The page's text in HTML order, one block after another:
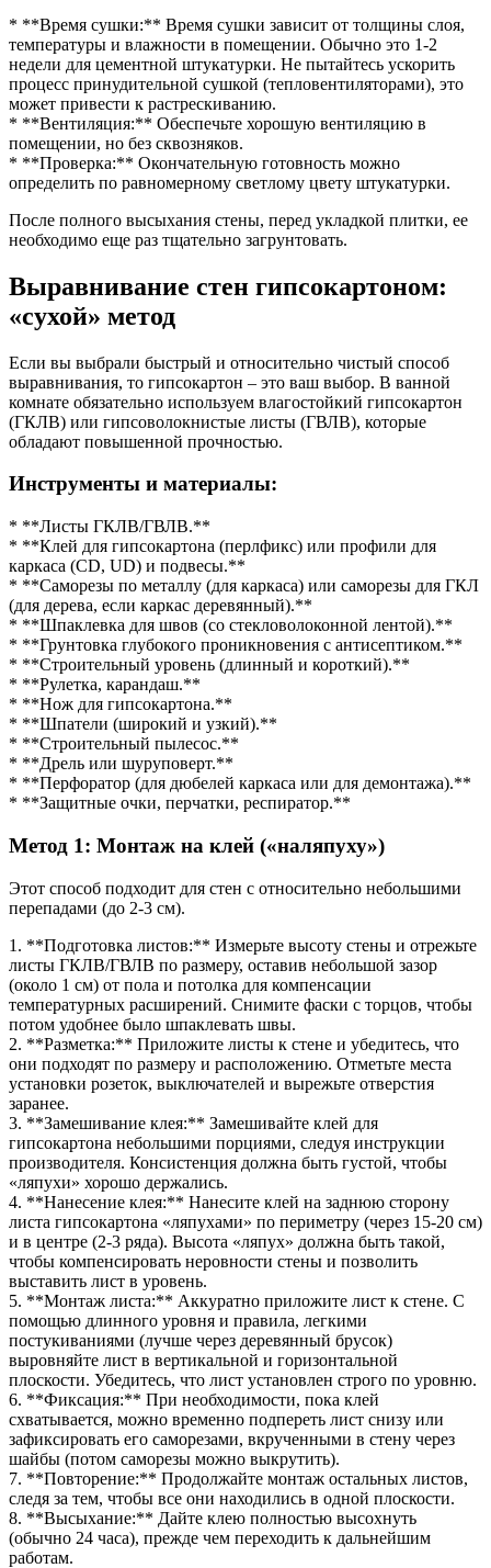
* **Время сушки:** Время сушки зависит от толщины слоя,
температуры и влажности в помещении. Обычно это 1-2
недели для цементной штукатурки. Не пытайтесь ускорить
процесс принудительной сушкой (тепловентиляторами), это
может привести к растрескиванию.
* **Вентиляция:** Обеспечьте хорошую вентиляцию в
помещении, но без сквозняков.
* **Проверка:** Окончательную готовность можно
определить по равномерному светлому цвету штукатурки.
После полного высыхания стены, перед укладкой плитки, ее
необходимо еще раз тщательно загрунтовать.
Выравнивание стен гипсокартоном:
«сухой» метод
Если вы выбрали быстрый и относительно чистый способ
выравнивания, то гипсокартон – это ваш выбор. В ванной
комнате обязательно используем влагостойкий гипсокартон
(ГКЛВ) или гипсоволокнистые листы (ГВЛВ), которые
обладают повышенной прочностью.
Инструменты и материалы:
* **Листы ГКЛВ/ГВЛВ.**
* **Клей для гипсокартона (перлфикс) или профили для
каркаса (CD, UD) и подвесы.**
* **Саморезы по металлу (для каркаса) или саморезы для ГКЛ
(для дерева, если каркас деревянный).**
* **Шпаклевка для швов (со стекловолоконной лентой).**
* **Грунтовка глубокого проникновения с антисептиком.**
* **Строительный уровень (длинный и короткий).**
* **Рулетка, карандаш.**
* **Нож для гипсокартона.**
* **Шпатели (широкий и узкий).**
* **Строительный пылесос.**
* **Дрель или шуруповерт.**
* **Перфоратор (для дюбелей каркаса или для демонтажа).**
* **Защитные очки, перчатки, респиратор.**
Метод 1: Монтаж на клей («наляпуху»)
Этот способ подходит для стен с относительно небольшими
перепадами (до 2-3 см).
1. **Подготовка листов:** Измерьте высоту стены и отрежьте
листы ГКЛВ/ГВЛВ по размеру, оставив небольшой зазор
(около 1 см) от пола и потолка для компенсации
температурных расширений. Снимите фаски с торцов, чтобы
потом удобнее было шпаклевать швы.
2. **Разметка:** Приложите листы к стене и убедитесь, что
они подходят по размеру и расположению. Отметьте места
установки розеток, выключателей и вырежьте отверстия
заранее.
3. **Замешивание клея:** Замешивайте клей для
гипсокартона небольшими порциями, следуя инструкции
производителя. Консистенция должна быть густой, чтобы
«ляпухи» хорошо держались.
4. **Нанесение клея:** Нанесите клей на заднюю сторону
листа гипсокартона «ляпухами» по периметру (через 15-20 см)
и в центре (2-3 ряда). Высота «ляпух» должна быть такой,
чтобы компенсировать неровности стены и позволить
выставить лист в уровень.
5. **Монтаж листа:** Аккуратно приложите лист к стене. С
помощью длинного уровня и правила, легкими
постукиваниями (лучше через деревянный брусок)
выровняйте лист в вертикальной и горизонтальной
плоскости. Убедитесь, что лист установлен строго по уровню.
6. **Фиксация:** При необходимости, пока клей
схватывается, можно временно подпереть лист снизу или
зафиксировать его саморезами, вкрученными в стену через
шайбы (потом саморезы можно выкрутить).
7. **Повторение:** Продолжайте монтаж остальных листов,
следя за тем, чтобы все они находились в одной плоскости.
8. **Высыхание:** Дайте клею полностью высохнуть
(обычно 24 часа), прежде чем переходить к дальнейшим
работам.